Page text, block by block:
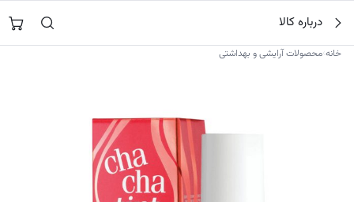
محتوا
جستجو در
درباره کالا
خانه›محصولات آرایشی و بهداشتی